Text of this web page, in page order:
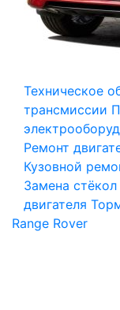
Техническое
трансмиссии
Ремонт
Кузовной
Замена стёкол
двигателя
Range Rover